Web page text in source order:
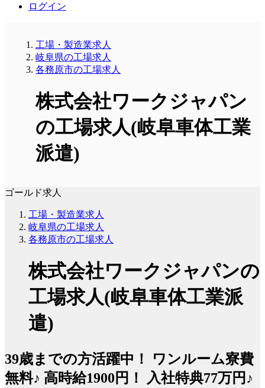
ログイン
工場・製造業求人
岐阜県の工場求人
各務原市の工場求人
株式会社ワークジャパン
の工場求人(岐阜車体工業
派遣)
ゴールド求人
工場・製造業求人
岐阜県の工場求人
各務原市の工場求人
株式会社ワークジャパンの
工場求人(岐阜車体工業派
遣)
39歳までの方活躍中！ ワンルーム寮費
無料♪ 高時給1900円！ 入社特典77万円♪